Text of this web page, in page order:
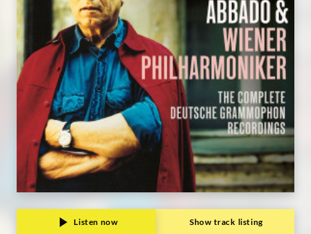
Deutsche
Grammophon
Listen now Show track listing